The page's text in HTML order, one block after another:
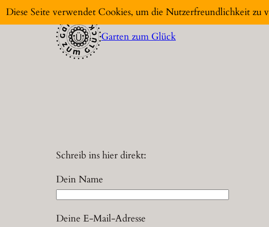
Zum
Inhalt
Garten zum Glück
Schreib ins hier direkt:
Dein Name
Deine E-Mail-Adresse
Diese Seite verwendet Cookies, um die Nutzerfreundlichkeit